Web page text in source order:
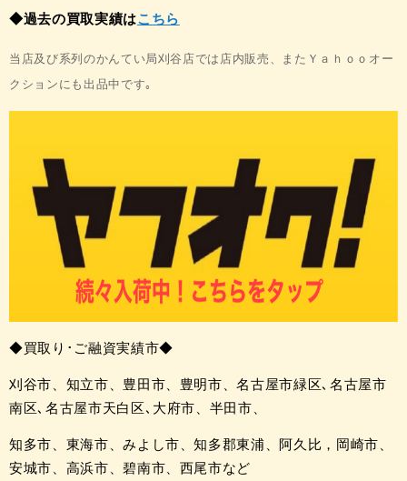
◆過去の買取実績はこちら
当店及び系列のかんてい局刈谷店では店内販売、
またＹａｈｏｏオー
クションにも出品中です｡
◆買取り･ご融資実績市◆
刈谷市、知立市、豊田市、豊明市、名古屋市緑区､ 名古屋市
南区､ 名古屋市天白区､ 大府市、半田市、
知多市、 東海市、みよし市、知多郡東浦、 阿久比， 岡崎市、
安城市、 高浜市、碧南市、 西尾市など